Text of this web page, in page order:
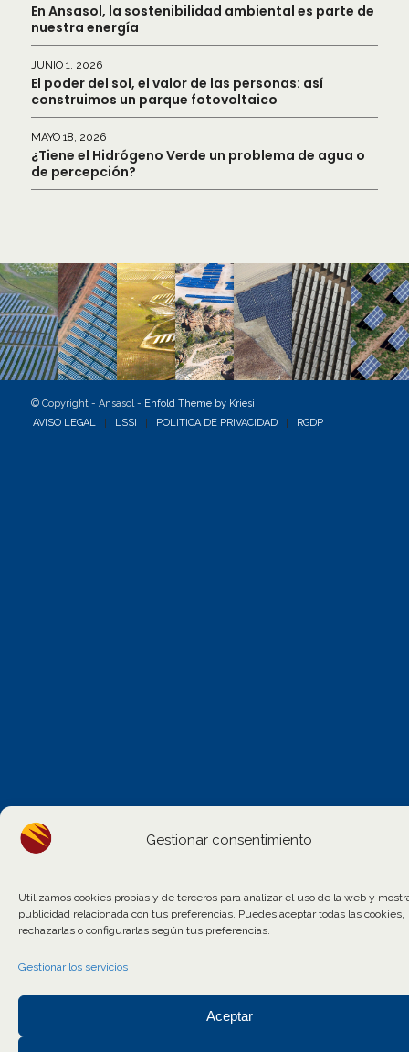
Gestionar consentimiento
Utilizamos cookies propias y de terceros para analizar el uso de la web y
publicidad relacionada con tus preferencias. Puedes aceptar todas las cookies,
rechazarlas o configurarlas según tus preferencias.
Gestionar los servicios
Aceptar
En Ansasol, la sostenibilidad ambiental es parte de
nuestra energía
JUNIO 1, 2026
El poder del sol, el valor de las personas: así
construimos un parque fotovoltaico
MAYO 18, 2026
¿Tiene el Hidrógeno Verde un problema de agua o
de percepción?
© Copyright - Ansasol - Enfold Theme by Kriesi
AVISO LEGAL
LSSI POLITICA DE PRIVACIDAD RGDP